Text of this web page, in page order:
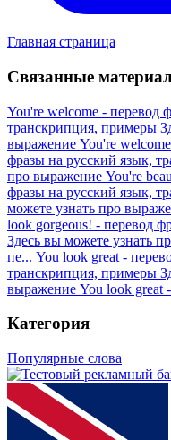
Главная страница
Связанные
You're welcome - перевод
транскрипция, примеры
выражение You're
фразы на русский язык,
про выражение You're
фразы на русский язык,
можете узнать про
look gorgeous! - перевод
Здесь вы можете узнать
пе... You look great -
транскрипция, примеры
выражение You look great
Категория
Популярные слова